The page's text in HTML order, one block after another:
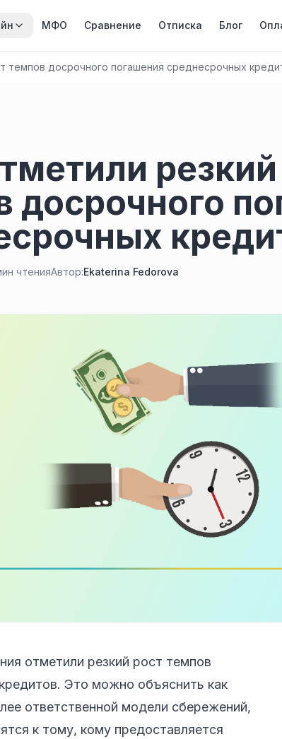
МФО Сравнение Отписка Блог
темпов досрочного погашения среднесрочных
резкий
досрочного
чтенияАвтор:Ekaterina Fedorova
отметили резкий рост темпов
Это можно объяснить как
ответственной модели сбережений,
к тому, кому предоставляется